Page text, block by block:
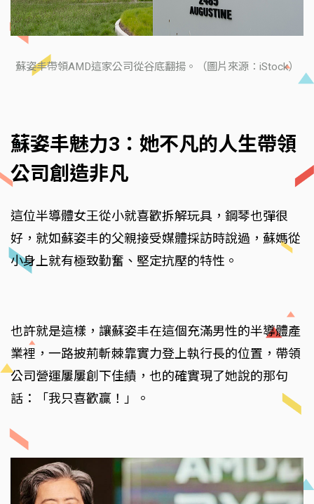
蘇姿丰帶領AMD這家公司從谷底翻揚。（圖片來源：iStock）
蘇姿丰魅力3：她不凡的人生帶領
公司創造非凡
這位半導體女王從小就喜歡拆解玩具，鋼琴也彈很
好，就如蘇姿丰的父親接受媒體採訪時說過，蘇媽從
小身上就有極致勤奮、堅定抗壓的特性。
也許就是這樣，讓蘇姿丰在這個充滿男性的半導體產
業裡，一路披荊斬棘靠實力登上執行長的位置，帶領
公司營運屢屢創下佳績，也的確實現了她說的那句
話：「我只喜歡贏！」。